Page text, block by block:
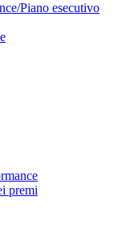
Piano esecutivo
premi